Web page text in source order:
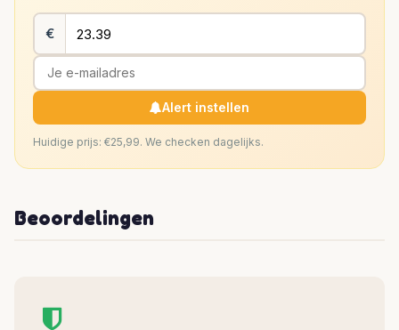
€
Alert instellen
Huidige prijs: €25,99. We checken dagelijks.
Beoordelingen